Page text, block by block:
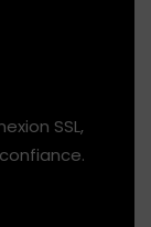
SSL,